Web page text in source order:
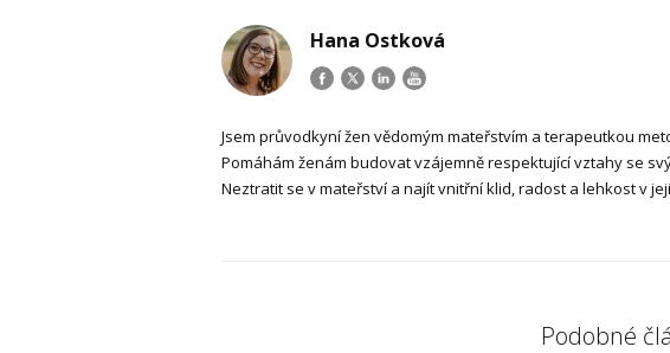
Hana Ostková
Jsem průvodkyní žen vědomým mateřstvím a terapeutkou
Pomáhám ženám budovat vzájemně respektující vztahy se
Neztratit se v mateřství a najít vnitřní klid, radost a lehkost v
Podobné